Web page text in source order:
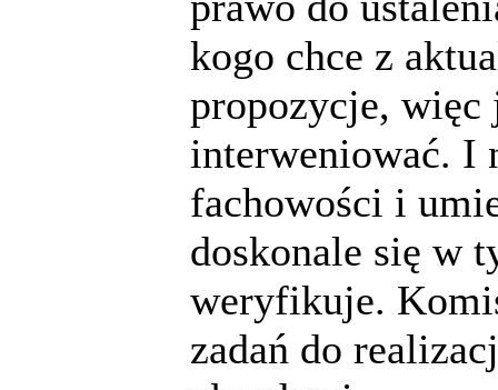
kogo chce z
propozycje, więc
interweniować. I
fachowości i
doskonale się w
weryfikuje.
zadań do